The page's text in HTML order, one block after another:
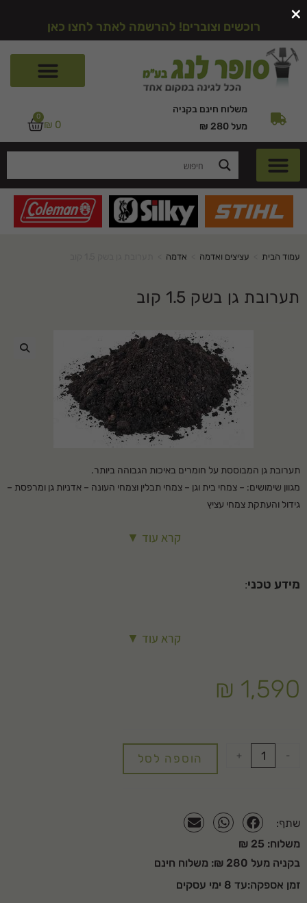
רוכשים וצוברים! להרשמה לאתר לחצו כאן
משלוח חינם בקניה
מעל 280 ₪
₪ 0
0
עמוד הבית עציצים ואדמה אדמה
תערובת גן בשק 1.5 קוב
תערובת גן המבוססת על חומרים באיכות הגבוהה ביותר.
מגוון שימושים: – צמחי בית וגן – צמחי תבלין וצמחי העונה – אדניות גן ומרפסת –
גידול והעתקת צמחי עציץ
התערובות שומרת על אחיזת מים גבוהה ומאפשרת אוורור וניקוז מקסימליים.
המחיר כולל הובלה.
קרא עוד ▼
מידע טכני:
טוף
סיבי קוקוס
קרא עוד ▼
₪ 1,590
-
+ הוספה לסל
שתף:
משלוח: 25 ₪
בקניה מעל 280 ₪: משלוח חינם
זמן אספקה:עד 8 ימי עסקים
×